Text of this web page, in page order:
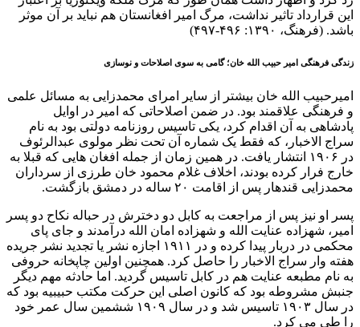
این قرارداد تاثیر نداشت، مرگ امیر افغانستان هم نباید بر آن موثر
باشد. (فرهنگ، ۱۳۹۰: ۴۹۶-۴۹۷)
زندگی فرهنگی امیر حبیب الله خان؛ گامی به سوی اصلاحات و نوسازی
امیرحبیب الله خان بیشتر از سایر امرای محمدزایی به مسائل علمی
و فرهنگی علاقمند بود. در ضمن اصلاحاتی که امیر در اوایل
پادشاهی به آن اقدام کرد، یکی تاسیس روزنامه دولتی بود به نام
سراج الاخبار، که فقط یک شماره آن تحت نظر مولوی عبدالرئوف
در ۱۹۰۶ انتشار یافت. در همین زمان از جمله افغان هایی که قبلا به
خارج فرار کرده بودند، اخلاف غلام محمود خان طرزی از سرداران
محمدزایی قندهار پس از اقامت ۲۰ ساله در دمشق بازگشت.
پسر او نیز پس از مراجعت به کابل دو دخترش در حباله نکاح دو پسر
امیر، شهزاده عنایت الله و شهزاده امان الله درآمدند و جای پای
محکمی در دربار پیدا کرده و در ۱۹۱۱ اجازه نشر یا تجدید نشر جریده
هفته وار سراج الاخبار را حاصل کرد. همچنین اولین چاپخانه حروفی
به نام مطبعه عنایت هم در کابل تاسیس گردید. اما حادثه مهم دیگر
جنبش مشروطه بود که کانون اصلی این حرکت مکتب حبیبیه بود که
در سال ۱۹۰۳ تاسیس شد و در سال ۱۹۰۹ ششمین سال عمر خود
را طی می کرد.